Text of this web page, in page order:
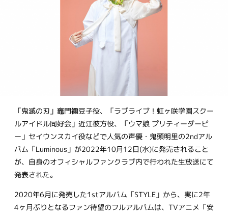
「鬼滅の刃」竈門禰󠄀豆子役、「ラブライブ！虹ヶ咲学園スクー
ルアイドル同好会」近江彼方役、「ウマ娘 プリティーダービ
ー」セイウンスカイ役などで人気の声優・鬼頭明里の2ndアル
バム「Luminous」が2022年10月12日(水)に発売されること
が、自身のオフィシャルファンクラブ内で行われた生放送にて
発表された。
2020年6月に発売した1stアルバム「STYLE」から、実に2年
4ヶ月ぶりとなるファン待望のフルアルバムは、TVアニメ「安